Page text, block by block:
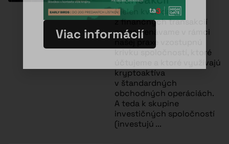
Nielen kvôli dani
z finančných transakcií
zaznamenávame v rámci
našej praxe vzostupnú
krivku spoločností, ktoré
účtujeme a ktoré využívajú
kryptoaktíva
v štandardných
obchodných operáciách.
A teda k skupine
investičných spoločností
(investujú ...
Viac informácií